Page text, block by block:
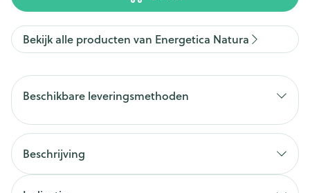
Bekijk alle producten van Energetica Natura
Beschikbare leveringsmethoden
Beschrijving